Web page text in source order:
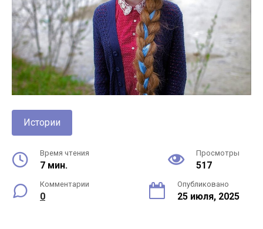
Истории
Время чтения
7 мин.
Просмотры
517
Комментарии
0
Опубликовано
25 июля, 2025